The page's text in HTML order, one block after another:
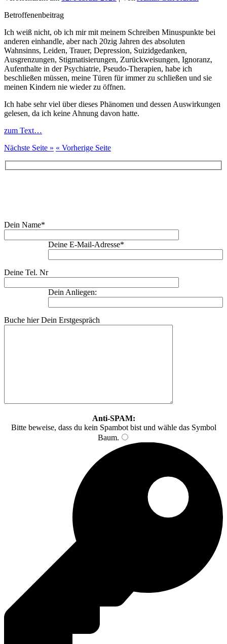
Betroffenenbeitrag
Ich weiß nicht, ob ich mir mit meinem Schreiben Minuspunkte bei
anderen einhandle, aber nach 20zig Jahren des absoluten
Wahnsinns, Leiden, Trauer, Depression, Suizidgedanken,
Ausgrenzungen, Stigmatisierungen, Zurückweisungen, Ignoranz,
Aufenthalte in der Psychiatrie, Pseudo-Therapien, habe ich
beschließen müssen, meine Türen für immer zu schließen und sie
meinen Kindern nie wieder zu öffnen.
Ich habe sehr viel über dieses Phänomen und dessen Auswirkungen
gelesen, da ich keine Ahnung davon hatte.
zum Text…
Nächste Seite » « Vorherige Seite
Dein Name*
Deine E-Mail-Adresse*
Deine Tel. Nr
Dein Anliegen:
Buche hier Dein Erstgespräch
Anti-SPAM:
Bitte beweise, dass du kein Spambot bist und wähle das Symbol
Baum.